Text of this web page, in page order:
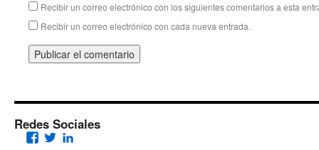
Recibir un correo electrónico con los siguientes comentarios a esta
Recibir un correo electrónico con cada nueva entrada.
Redes Sociales
Facebook
Twitter